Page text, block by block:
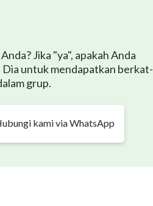
Jika "ya", apakah Anda
untuk mendapatkan berkat-
grup.
kami via WhatsApp